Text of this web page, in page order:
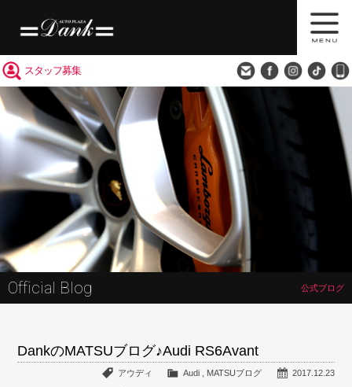
スタッフ募集
Official Blog 公式ブログ
DankのMATSUブログ♪Audi RS6Avant
2017.12.23
Audi, MATSUブログ
アウディ